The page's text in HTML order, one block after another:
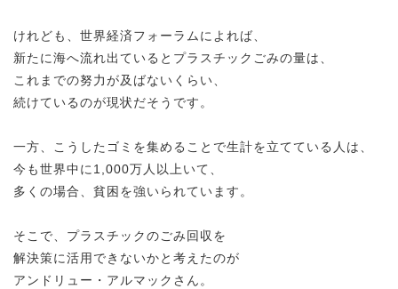
けれども、世界経済フォーラムによれば、
新たに海へ流れ出ているとプラスチックごみの量は、
これまでの努力が及ばないくらい、
続けているのが現状だそうです。
一方、こうしたゴミを集めることで生計を立てている人は、
今も世界中に1,000万人以上いて、
多くの場合、貧困を強いられています。
そこで、プラスチックのごみ回収を
解決策に活用できないかと考えたのが
アンドリュー・アルマックさん。